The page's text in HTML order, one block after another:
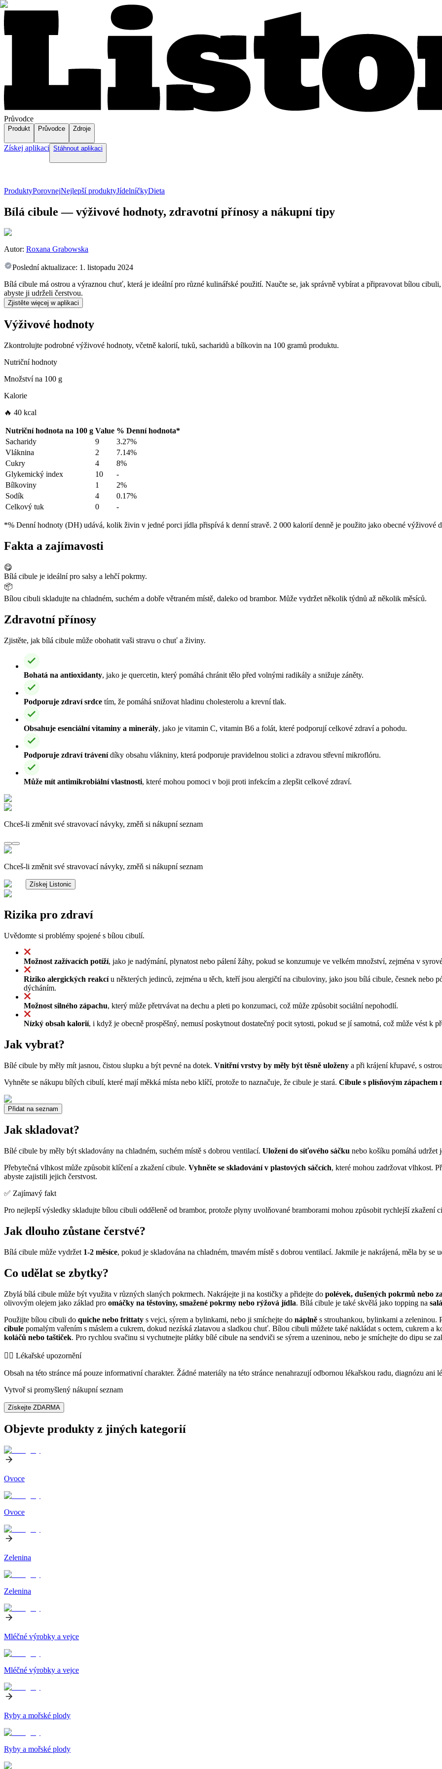
Průvodce
Produkt Průvodce Zdroje
Získej aplikaci Stáhnout aplikaci
ProduktyPorovnejNejlepší produktyJídelníčkyDieta
Bílá cibule — výživové hodnoty, zdravotní přínosy a nákupní tipy
Autor: Roxana Grabowska
Poslední aktualizace: 1. listopadu 2024
Bílá cibule má ostrou a výraznou chuť, která je ideální pro různé kulinářské použití. Naučte se, jak správně vybírat a připravovat bílou
abyste ji udrželi čerstvou.
Zjistěte więcej w aplikaci
Výživové hodnoty
Zkontrolujte podrobné výživové hodnoty, včetně kalorií, tuků, sacharidů a bílkovin na 100 gramů produktu.
Nutriční hodnoty
Množství na 100 g
Kalorie
🔥 40 kcal
Nutriční hodnota na 100 g Value % Denní hodnota*
Sacharidy
9
3.27%
Vláknina
2
7.14%
Cukry
4
8%
Glykemický index
10
-
Bílkoviny
1
2%
Sodík
4
0.17%
Celkový tuk
0 -
*% Denní hodnoty (DH) udává, kolik živin v jedné porci jídla přispívá k denní stravě. 2 000 kalorií denně je použito jako obecné výživové
Fakta a zajímavosti
😋
Bílá cibule je ideální pro salsy a lehčí pokrmy.
📦
Bílou cibuli skladujte na chladném, suchém a dobře větraném místě, daleko od brambor. Může vydržet několik týdnů až několik měsíců.
Zdravotní přínosy
Zjistěte, jak bílá cibule může obohatit vaši stravu o chuť a živiny.
Bohatá na antioxidanty, jako je quercetin, který pomáhá chránit tělo před volnými radikály a snižuje záněty.
Podporuje zdraví srdce tím, že pomáhá snižovat hladinu cholesterolu a krevní tlak.
Obsahuje esenciální vitaminy a minerály, jako je vitamin C, vitamin B6 a folát, které podporují celkové zdraví a pohodu.
Podporuje zdraví trávenídíky obsahu vlákniny, která podporuje pravidelnou stolici a zdravou střevní mikroflóru.
Může mít antimikrobiální vlastnosti, které mohou pomoci v boji proti infekcím a zlepšit celkové zdraví.
Chceš-li změnit své stravovací návyky, změň si nákupní seznam
Chceš-li změnit své stravovací návyky, změň si nákupní seznam
Získej Listonic
Rizika pro zdraví
Uvědomte si problémy spojené s bílou cibulí.
Možnost zažívacích potíží, jako je nadýmání, plynatost nebo pálení žáhy, pokud se konzumuje ve velkém množství, zejména v
Riziko alergických reakcíu některých jedinců, zejména u těch, kteří jsou alergičtí na cibuloviny, jako jsou bílá cibule, česnek nebo
dýcháním.
Možnost silného zápachu, který může přetrvávat na dechu a pleti po konzumaci, což může způsobit sociální nepohodlí.
Nízký obsah kalorií, i když je obecně prospěšný, nemusí poskytnout dostatečný pocit sytosti, pokud se jí samotná, což může vést k
Jak vybrat?
Bílé cibule by měly mít jasnou, čistou slupku a být pevné na dotek. Vnitřní vrstvy by měly být těsně uloženy a při krájení křupavé, s
Vyhněte se nákupu bílých cibulí, které mají měkká místa nebo klíčí, protože to naznačuje, že cibule je stará. Cibule s plísňovým
Přidat na seznam
Jak skladovat?
Bílé cibule by měly být skladovány na chladném, suchém místě s dobrou ventilací. Uložení do síťového sáčku nebo košíku pomáhá udržet
Přebytečná vlhkost může způsobit klíčení a zkažení cibule. Vyhněte se skladování v plastových sáčcích, které mohou zadržovat vlhkost.
abyste zajistili jejich čerstvost.
✅ Zajímavý fakt
Pro nejlepší výsledky skladujte bílou cibuli odděleně od brambor, protože plyny uvolňované bramborami mohou způsobit rychlejší zkažení
Jak dlouho zůstane čerstvé?
Bílá cibule může vydržet 1-2 měsíce, pokud je skladována na chladném, tmavém místě s dobrou ventilací. Jakmile je nakrájená, měla by se
Co udělat se zbytky?
Zbylá bílá cibule může být využita v různých slaných pokrmech. Nakrájejte ji na kostičky a přidejte do polévek, dušených pokrmů nebo
olivovým olejem jako základ pro omáčky na těstoviny, smažené pokrmy nebo rýžová jídla. Bílá cibule je také skvělá jako topping na
Použijte bílou cibuli do quiche nebo frittaty s vejci, sýrem a bylinkami, nebo ji smíchejte do náplně s strouhankou, bylinkami a zeleninou.
cibule pomalým vařením s máslem a cukrem, dokud nezíská zlatavou a sladkou chuť. Bílou cibuli můžete také nakládat s octem, cukrem
koláčů nebo taštiček. Pro rychlou svačinu si vychutnejte plátky bílé cibule na sendviči se sýrem a uzeninou, nebo je smíchejte do dipu se
👨‍⚕️️ Lékařské upozornění
Obsah na této stránce má pouze informativní charakter. Žádné materiály na této stránce nenahrazují odbornou lékařskou radu, diagnózu ani
Vytvoř si promyšlený nákupní seznam
Získejte ZDARMA
Objevte produkty z jiných kategorií
Ovoce
Ovoce
Zelenina
Zelenina
Mléčné výrobky a vejce
Mléčné výrobky a vejce
Ryby a mořské plody
Ryby a mořské plody